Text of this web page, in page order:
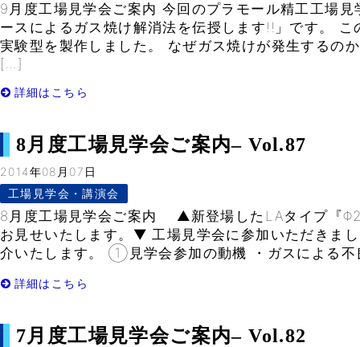
9月度工場見学会ご案内 今回のプラモール精工工場
ースによるガス焼け解消法を伝授します!!」です。
実験型を製作しました。 なぜガス焼けが発生するの
[…]
詳細はこちら
8月度工場見学会ご案内– Vol.87
2014年08月07日
工場見学会・講演会
8月度工場見学会ご案内 ▲新登場したLAタイプ『
お見せいたします。▼ 工場見学会に参加いただきま
介いたします。 ①見学会参加の動機 ・ガスによる
詳細はこちら
7月度工場見学会ご案内– Vol.82